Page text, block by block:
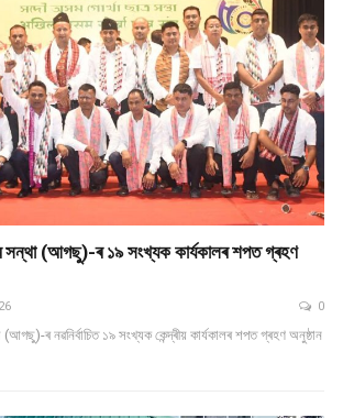
সন্থা (আগছু)-ৰ ১৯ সংখ্যক কাৰ্যকালৰ শপত গ্ৰহণ
0
ৰ নৱনিৰ্বাচিত ১৯ সংখ্যক কেন্দ্ৰীয় কাৰ্যকালৰ শপত গ্ৰহণ অনুষ্ঠান